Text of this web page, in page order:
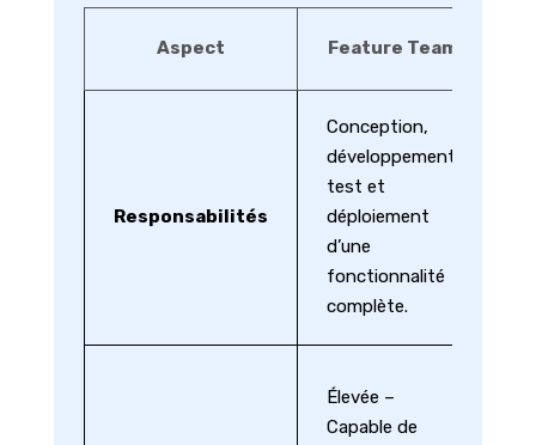
Aspect Feature Team
Responsabilités
Conception,
développement,
test et
déploiement
d’une
fonctionnalité
complète.
Élevée –
Capable de